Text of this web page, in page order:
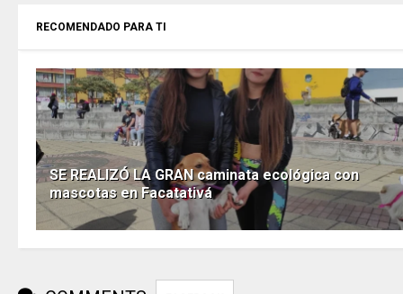
RECOMENDADO PARA TI
SE REALIZÓ LA GRAN caminata ecológica con
mascotas en Facatativá